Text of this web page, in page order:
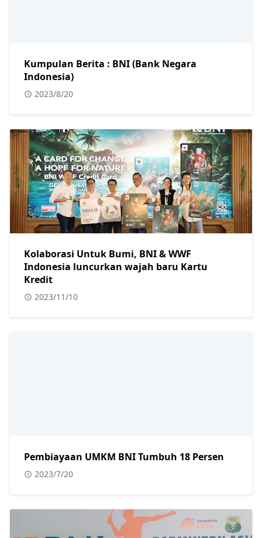
Kumpulan Berita : BNI (Bank Negara
Indonesia)
2023/8/20
Kolaborasi Untuk Bumi, BNI & WWF
Indonesia luncurkan wajah baru Kartu
Kredit
2023/11/10
Pembiayaan UMKM BNI Tumbuh 18 Persen
2023/7/20